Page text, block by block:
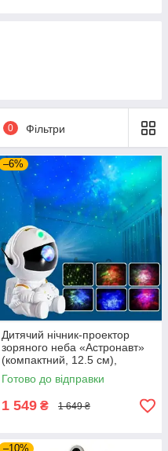
0 Фільтри
–6%
Дитячий нічник-проектор
зоряного неба «Астронавт»
(компактний, 12.5 см),
лазерний LED світильник з
пультом та 8 режимами
Готово до відправки
1 549 ₴ 1 649 ₴
–10%